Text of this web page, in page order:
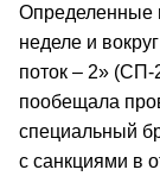
Определенные
неделе и
поток – 2»
пообещала
специальный
с санкциями в